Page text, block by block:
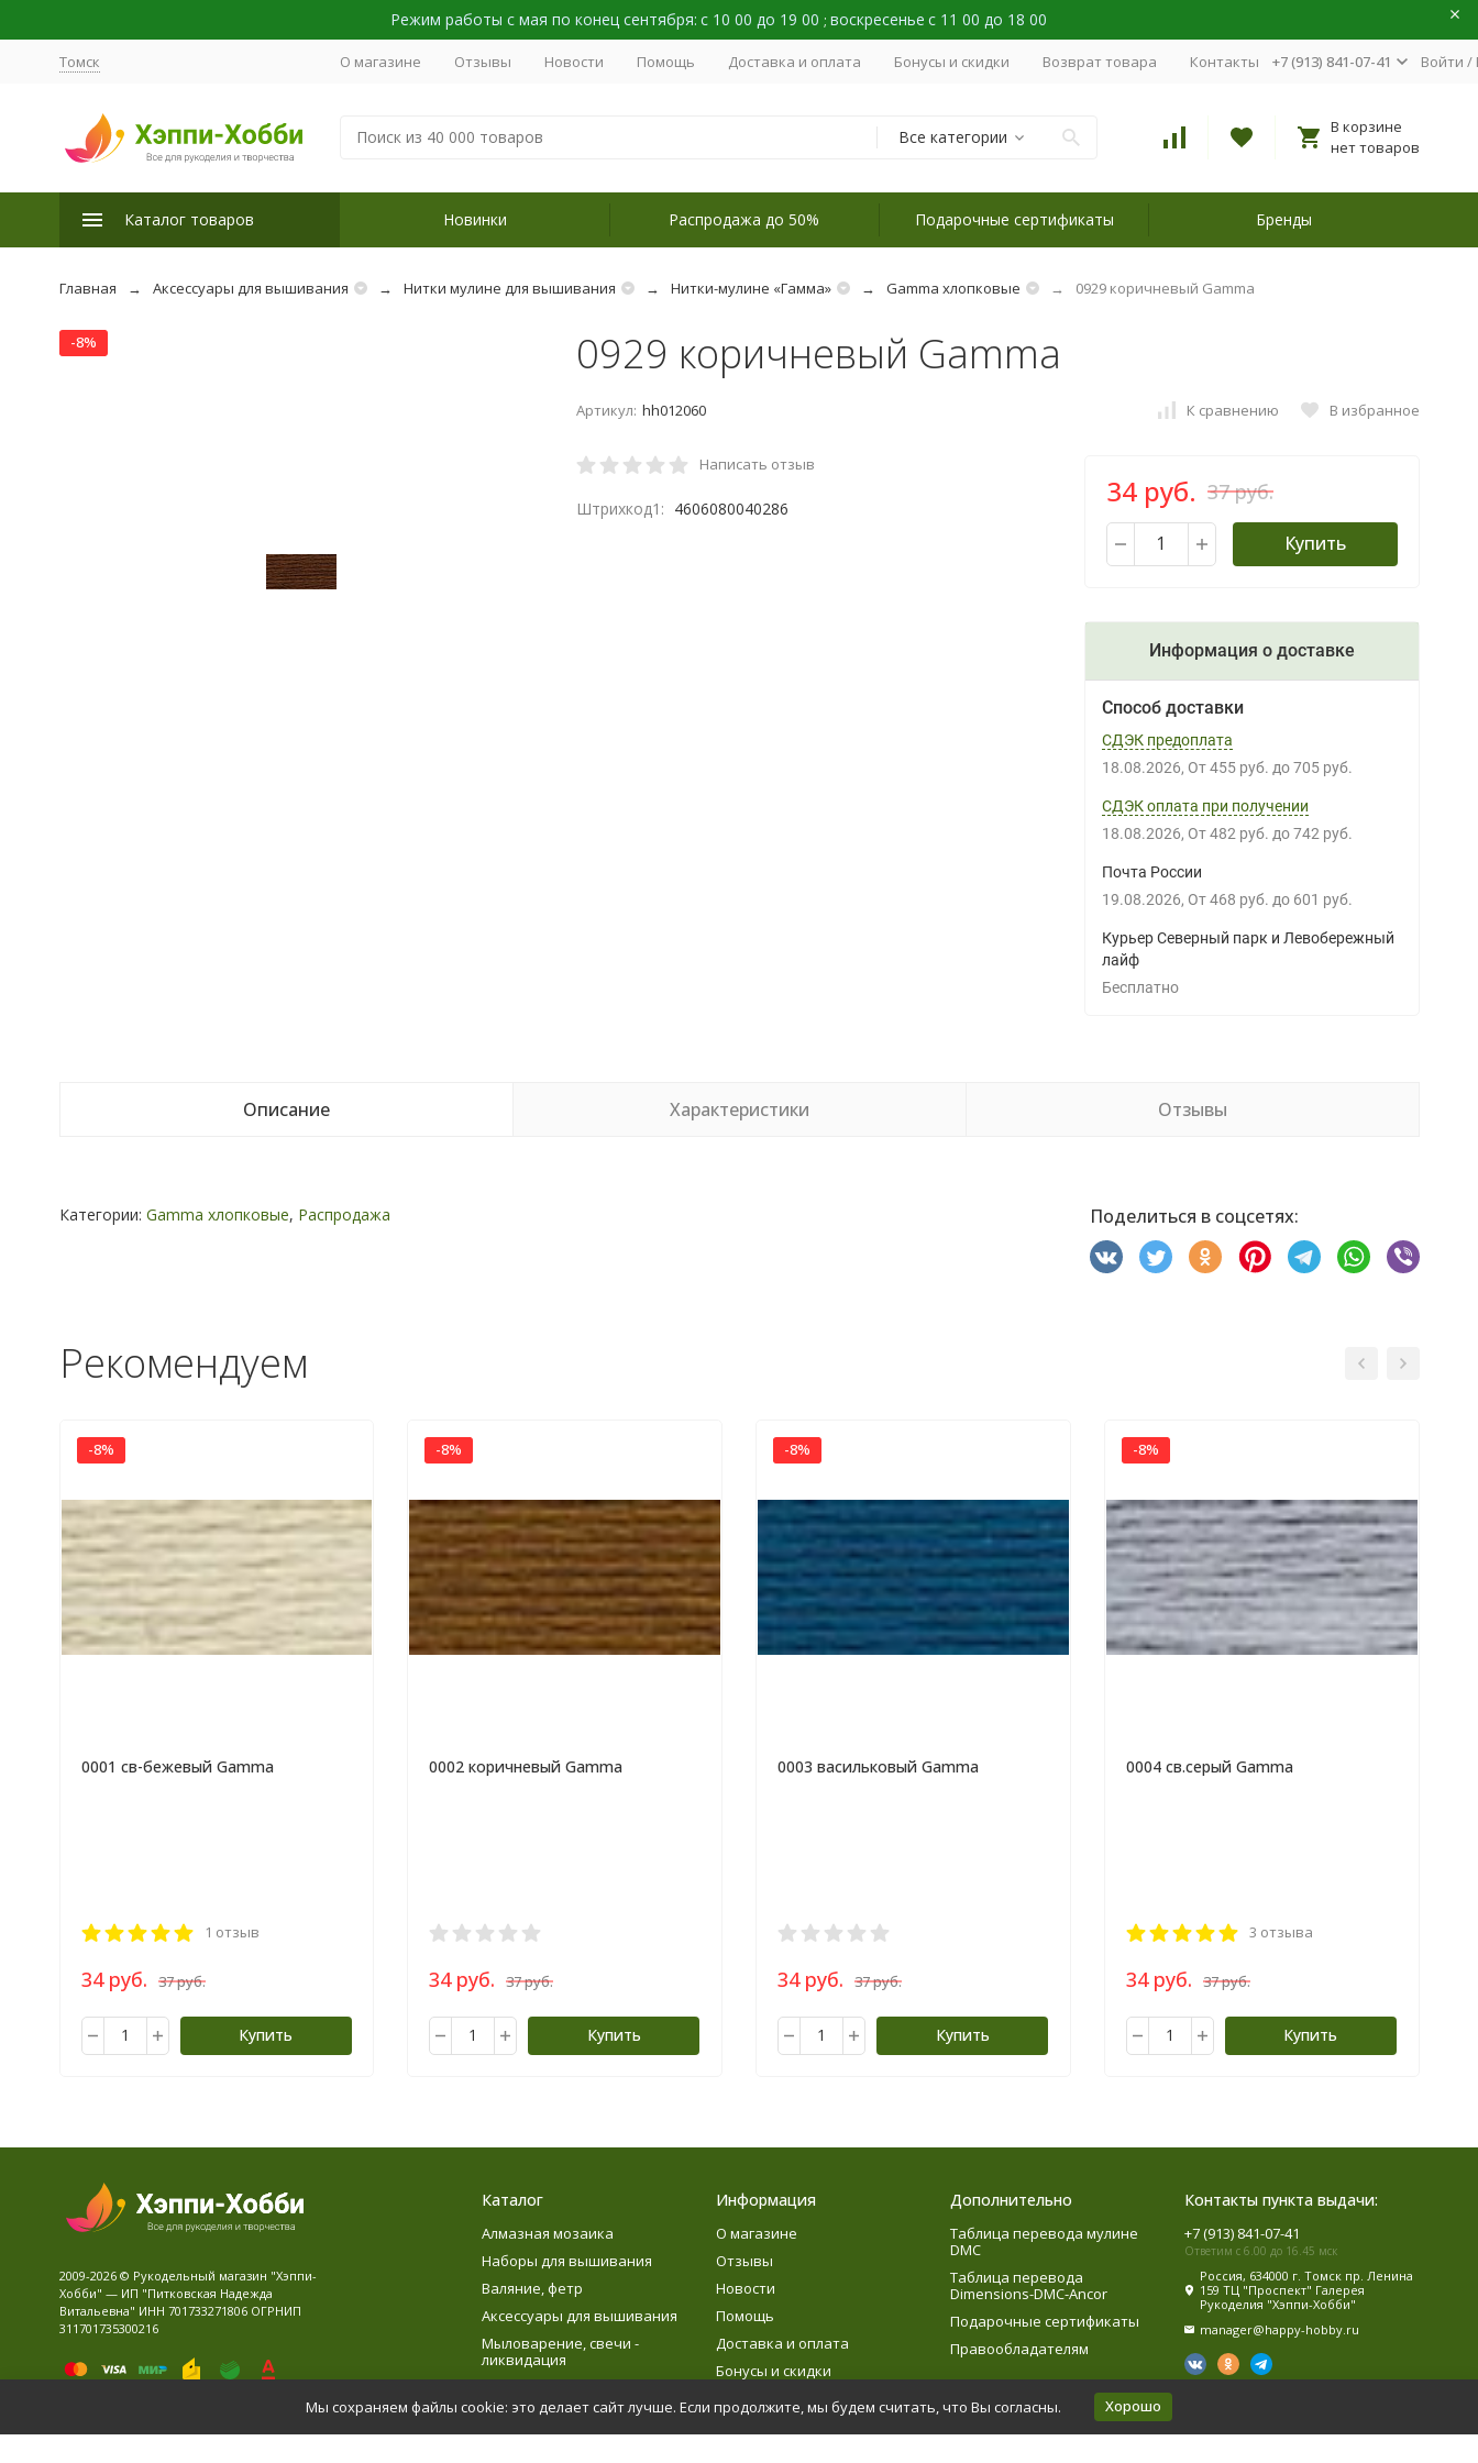
Режим работы с мая по конец сентября: с 10 00 до 19 00 ; воскресенье с 11 00 до 18 00
Томск О магазине Отзывы Новости Помощь Доставка и оплата Бонусы и скидки Возврат товара Контакты +7 (913) 841-07-41 Войти /
Все категории
В корзине
нет товаров
Каталог товаров Новинки Распродажа до 50% Подарочные сертификаты Бренды
Главная Аксессуары для вышивания Нитки мулине для вышивания Нитки-мулине «Гамма» Gamma хлопковые 0929 коричневый Gamma
-8% 0929 коричневый Gamma
Артикул: hh012060 К сравнению В избранное
Написать отзыв
Штрихкод1: 4606080040286 34 руб. 37 руб.
Купить
Информация о доставке
Способ доставки
СДЭК предоплата
18.08.2026 От 455 руб. до 705 руб.
СДЭК оплата при получении
18.08.2026 От 482 руб. до 742 руб.
Почта России
19.08.2026 От 468 руб. до 601 руб.
Курьер Северный парк и Левобережный
лайф
Бесплатно
Описание Характеристики Отзывы
Категории: Gamma хлопковые, Распродажа Поделиться в соцсетях:
Рекомендуем
-8%
0001 св-бежевый Gamma
1 отзыв
34 руб. 37 руб.
Купить
-8%
0002 коричневый Gamma
34 руб. 37 руб.
Купить
-8%
0003 васильковый Gamma
34 руб. 37 руб.
Купить
-8%
0004 св.серый Gamma
3 отзыва
34 руб. 37 руб.
Купить
2009-2026 © Рукодельный магазин "Хэппи-
Хобби" — ИП "Питковская Надежда
Витальевна" ИНН 701733271806 ОГРНИП
311701735300216
Карта сайта
Каталог
Алмазная мозаика
Наборы для вышивания
Валяние, фетр
Аксессуары для вышивания
Мыловарение, свечи -
ликвидация
Детское творчество
Информация
О магазине
Отзывы
Новости
Помощь
Доставка и оплата
Бонусы и скидки
Дополнительно
Таблица перевода мулине
DMC
Таблица перевода
Dimensions-DMC-Ancor
Подарочные сертификаты
Правообладателям
Контакты пункта выдачи:
+7 (913) 841-07-41
Ответим с 6.00 до 16.45 мск
Россия, 634000 г. Томск пр. Ленина
159 ТЦ "Проспект" Галерея
Рукоделия "Хэппи-Хобби"
manager@happy-hobby.ru
Мы сохраняем файлы cookie: это делает сайт лучше. Если продолжите, мы будем считать, что Вы согласны. Хорошо